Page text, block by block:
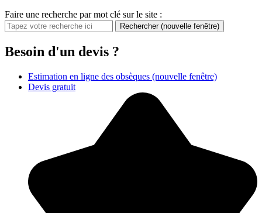
Faire une recherche par mot clé sur le site :
Rechercher (nouvelle fenêtre)
Besoin d'un devis ?
Estimation en ligne des obsèques (nouvelle fenêtre)
Devis gratuit